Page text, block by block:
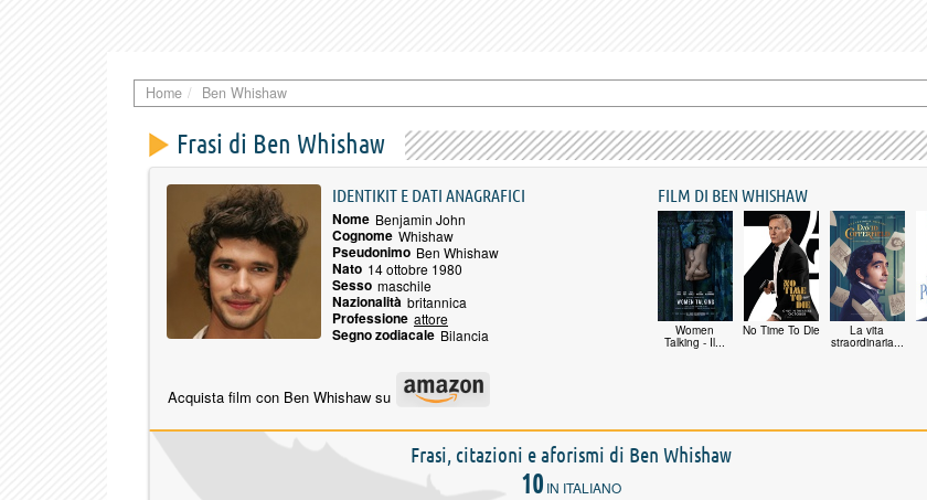
Home Ben Whishaw
Frasi di Ben Whishaw
IDENTIKIT E DATI ANAGRAFICI
Nome Benjamin John
Cognome Whishaw
Pseudonimo Ben Whishaw
Nato 14 ottobre 1980
Sesso maschile
Nazionalità britannica
Professione attore
Segno zodiacale Bilancia
FILM DI BEN WHISHAW
Women
Talking - Il...
No Time To Die La vita
straordinaria...
Acquista film con Ben Whishaw su
Frasi, citazioni e aforismi di Ben Whishaw
10IN ITALIANO